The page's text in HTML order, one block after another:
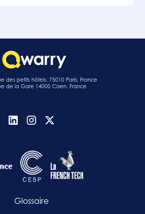
des petits hôtels, 75010 Paris, France
de la Gare 14000 Caen, France
Glossaire